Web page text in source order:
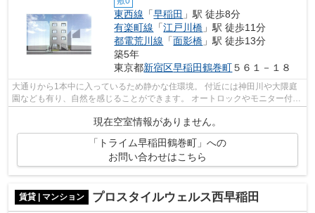
東西線 「早稲田 」駅 徒歩8分
有楽町線 「江戸川橋 」駅 徒歩11分
都電荒川線 「面影橋 」駅 徒歩13分
築5年
東京都新宿区早稲田鶴巻町５６１－１８
大通りから1本中に入っているため静かな住環境。 付近には神田川や大隈庭
園なども有り、自然を感じることができます。 オートロックやモニター付き
インターホンなどセキュリティも安心...
現在空室情報がありません。
「トライム早稲田鶴巻町」への
お問い合わせはこちら
賃貸 | マンション プロスタイルウェルス西早稲田